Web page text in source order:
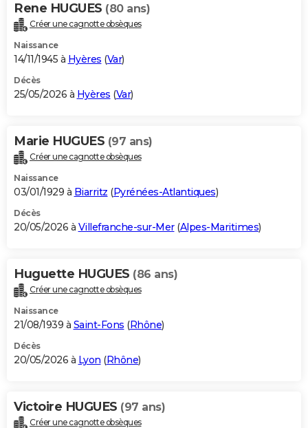
Rene HUGUES (80 ans)
Créer une cagnotte obsèques
Naissance
14/11/1945 à Hyères (Var)
Décès
25/05/2026 à Hyères (Var)
Marie HUGUES (97 ans)
Créer une cagnotte obsèques
Naissance
03/01/1929 à Biarritz (Pyrénées-Atlantiques)
Décès
20/05/2026 à Villefranche-sur-Mer(Alpes-Maritimes)
Huguette HUGUES (86 ans)
Créer une cagnotte obsèques
Naissance
21/08/1939 à Saint-Fons (Rhône)
Décès
20/05/2026 à Lyon (Rhône)
Victoire HUGUES (97 ans)
Créer une cagnotte obsèques